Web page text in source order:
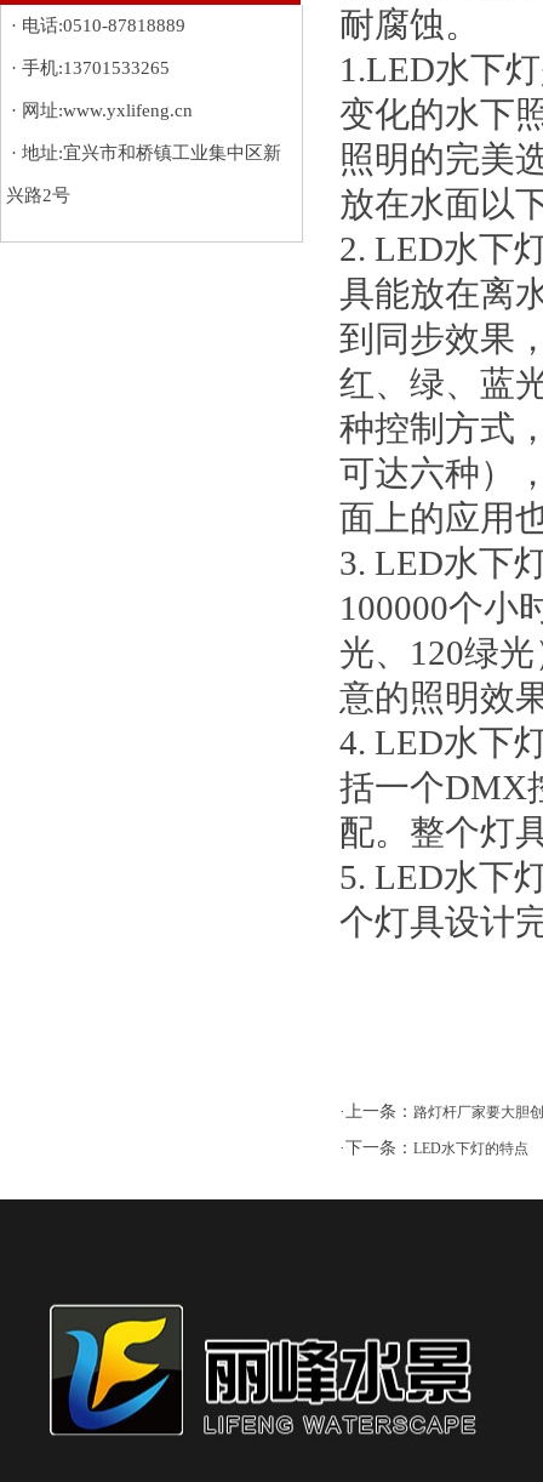
· 电话:0510-87818889
· 手机:13701533265
· 网址:www.yxlifeng.cn
· 地址:宜兴市和桥镇工业集中区新
兴路2号
耐腐蚀。
1.LED水下
变化的水下
照明的完美
放在水面以
2. LED水下
具能放在离
到同步效果
红、绿、蓝
种控制方式
可达六种）
面上的应用
3. LED水下
100000个小
光、120绿
意的照明效
4. LED水下
括一个DMX
配。整个灯
5. LED水下
个灯具设计
·上一条： 路灯杆厂家要大胆
·下一条： LED水下灯的特点